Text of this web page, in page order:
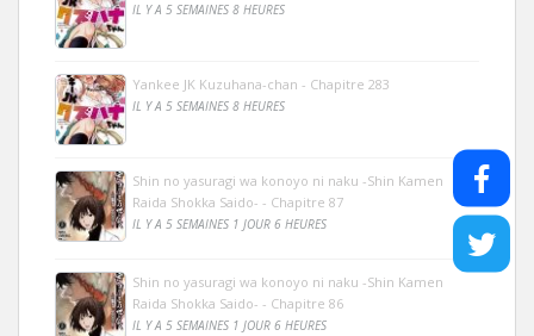
IL Y A 5 SEMAINES 8 HEURES
Yankee JK Kuzuhana-chan - Chapitre 283
IL Y A 5 SEMAINES 8 HEURES
Shin no yasuragi wa konoyo ni naku -Shin Kamen
Raida Shokka Saido- - Chapitre 87
IL Y A 5 SEMAINES 1 JOUR 6 HEURES
Shin no yasuragi wa konoyo ni naku -Shin Kamen
Raida Shokka Saido- - Chapitre 86
IL Y A 5 SEMAINES 1 JOUR 6 HEURES